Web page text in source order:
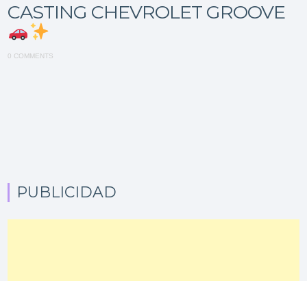
CASTING CHEVROLET GROOVE
0 COMMENTS
PUBLICIDAD